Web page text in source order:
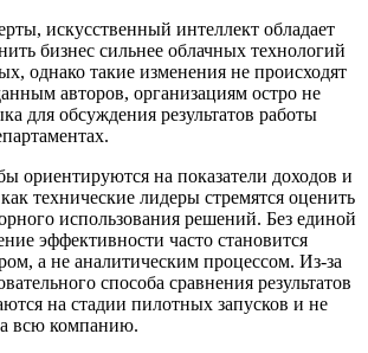
искусственный интеллект обладает
бизнес сильнее облачных технологий
однако такие изменения не происходят
авторов, организациям остро не
для обсуждения результатов работы
ориентируются на показатели доходов и
технические лидеры стремятся оценить
использования решений. Без единой
эффективности часто становится
а не аналитическим процессом. Из-за
способа сравнения результатов
на стадии пилотных запусков и не
всю компанию.